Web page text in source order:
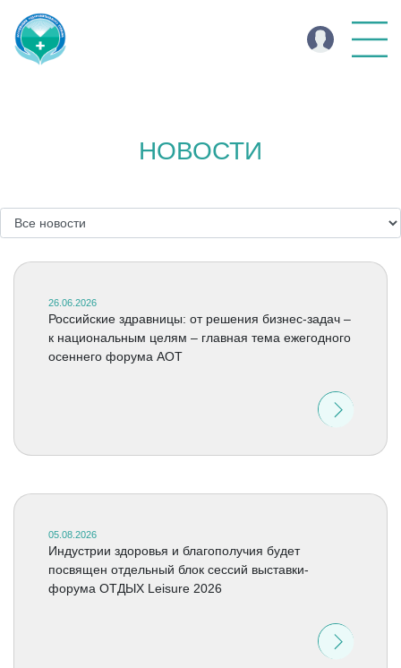
НОВОСТИ
26.06.2026
Российские здравницы: от решения бизнес-задач –
к национальным целям – главная тема ежегодного
осеннего форума АОТ
05.08.2026
Индустрии здоровья и благополучия будет
посвящен отдельный блок сессий выставки-
форума ОТДЫХ Leisure 2026